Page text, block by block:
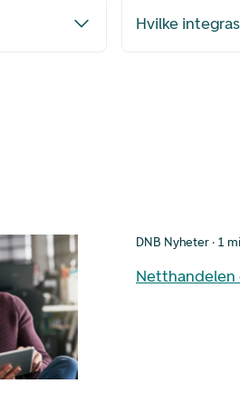
Hvilke
DNB Nyheter · 1
Netthandelen